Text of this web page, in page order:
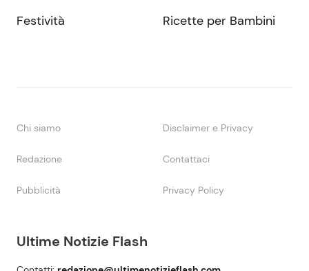
Ultime Notizie Flash
Festività Ricette per Bambini
Chi siamo Disclaimer e Privacy
Redazione Contattaci
Pubblicità Privacy Policy